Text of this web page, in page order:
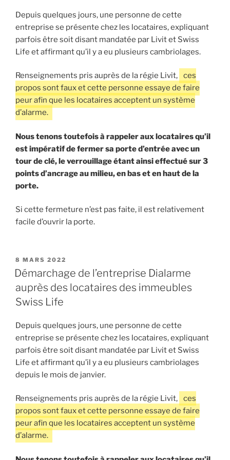
Depuis quelques jours, une personne de cette
entreprise se présente chez les locataires, expliquant
parfois être soit disant mandatée par Livit et Swiss
Life et affirmant qu’il y a eu plusieurs cambriolages.
Renseignements pris auprès de la régie Livit,
ces
propos sont faux et cette personne essaye de faire
peur afin que les locataires acceptent un système
d’alarme.
Nous tenons toutefois à rappeler aux locataires qu’il
est impératif de fermer sa porte d’entrée avec un
tour de clé, le verrouillage étant ainsi effectué sur 3
points d’ancrage au milieu, en bas et en haut de la
porte.
Si cette fermeture n’est pas faite, il est relativement
facile d’ouvrir la porte.
PUBLIÉ
LE
8 MARS 2022
Démarchage de l’entreprise Dialarme
auprès des locataires des immeubles
Swiss Life
Depuis quelques jours, une personne de cette
entreprise se présente chez les locataires, expliquant
parfois être soit disant mandatée par Livit et Swiss
Life et affirmant qu’il y a eu plusieurs cambriolages
depuis le mois de janvier.
Renseignements pris auprès de la régie Livit,
ces
propos sont faux et cette personne essaye de faire
peur afin que les locataires acceptent un système
d’alarme.